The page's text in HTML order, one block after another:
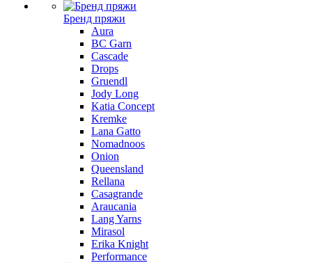
Бренд пряжи
Aura
BC Garn
Cascade
Drops
Gruendl
Jody Long
Katia Concept
Kremke
Lana Gatto
Nomadnoos
Onion
Queensland
Rellana
Casagrande
Araucania
Lang Yarns
Mirasol
Erika Knight
Performance